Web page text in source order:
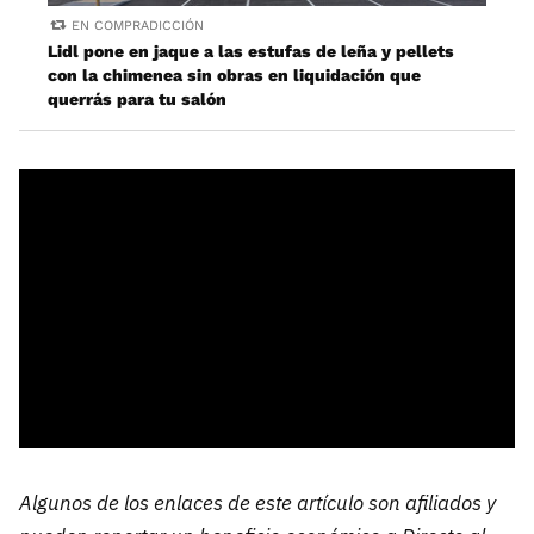
EN COMPRADICCIÓN
Lidl pone en jaque a las estufas de leña y pellets
con la chimenea sin obras en liquidación que
querrás para tu salón
Algunos de los enlaces de este artículo son afiliados y